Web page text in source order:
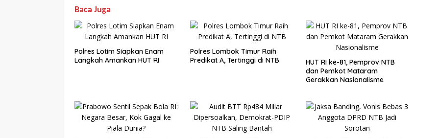
Baca Juga
Polres Lotim Siapkan Enam
Langkah Amankan HUT RI
Polres Lombok Timur Raih
Predikat A, Tertinggi di NTB
HUT RI ke-81, Pemprov NTB
dan Pemkot Mataram
Gerakkan Nasionalisme